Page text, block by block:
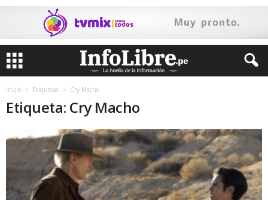
Inicio Etiquetas Cry Macho
Etiqueta: Cry Macho